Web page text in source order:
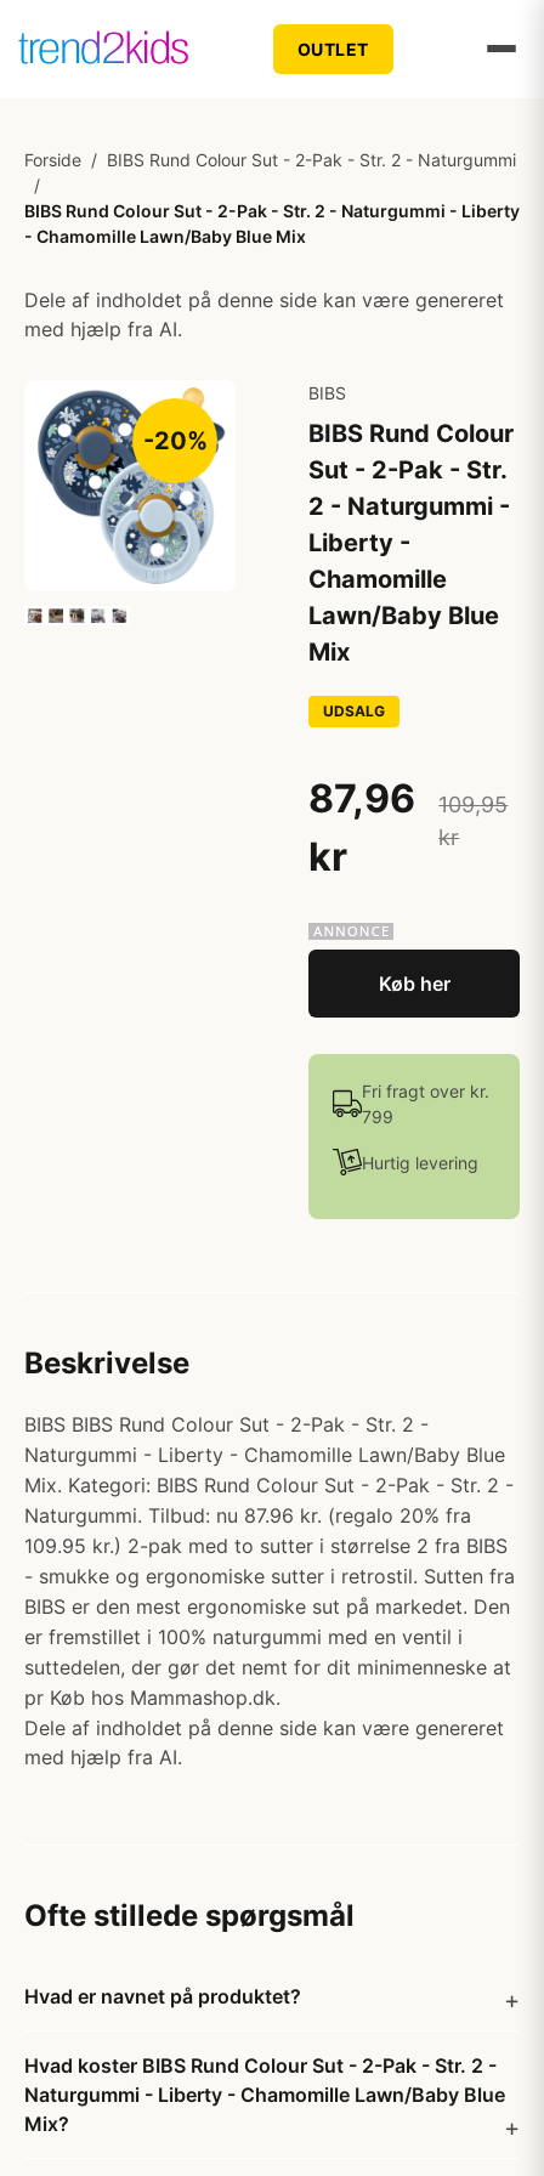
OUTLET
Forside / BIBS Rund Colour Sut - 2-Pak - Str. 2 - Naturgummi
/
BIBS Rund Colour Sut - 2-Pak - Str. 2 - Naturgummi - Liberty
- Chamomille Lawn/Baby Blue Mix
Dele af indholdet på denne side kan være genereret
med hjælp fra AI.
-20%
BIBS
BIBS Rund Colour
Sut - 2-Pak - Str.
2 - Naturgummi -
Liberty -
Chamomille
Lawn/Baby Blue
Mix
UDSALG
87,96
kr
109,95
kr
Køb her
Fri fragt over kr.
799
Hurtig levering
Beskrivelse
BIBS BIBS Rund Colour Sut - 2-Pak - Str. 2 -
Naturgummi - Liberty - Chamomille Lawn/Baby Blue
Mix. Kategori: BIBS Rund Colour Sut - 2-Pak - Str. 2 -
Naturgummi. Tilbud: nu 87.96 kr. (regalo 20% fra
109.95 kr.) 2-pak med to sutter i størrelse 2 fra BIBS
- smukke og ergonomiske sutter i retrostil. Sutten fra
BIBS er den mest ergonomiske sut på markedet. Den
er fremstillet i 100% naturgummi med en ventil i
suttedelen, der gør det nemt for dit minimenneske at
pr Køb hos Mammashop.dk.
Dele af indholdet på denne side kan være genereret
med hjælp fra AI.
Ofte stillede spørgsmål
Hvad er navnet på produktet?
Hvad koster BIBS Rund Colour Sut - 2-Pak - Str. 2 -
Naturgummi - Liberty - Chamomille Lawn/Baby Blue
Mix?